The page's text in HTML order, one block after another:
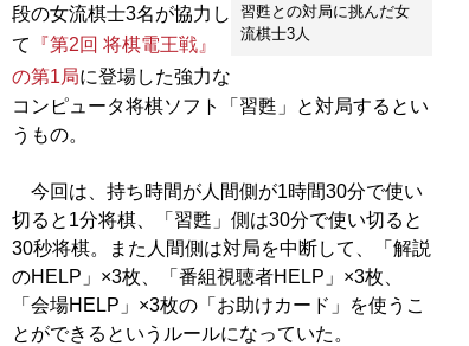
習甦との対局に挑んだ女
流棋士3人
段の女流棋士3名が協力し
て
『第2回 将棋電王戦』
の第1局に登場した強力な
コンピュータ将棋ソフト「習甦」と対局するとい
うもの。
今回は、持ち時間が人間側が1時間30分で使い
切ると1分将棋、「習甦」側は30分で使い切ると
30秒将棋。また人間側は対局を中断して、「解説
のHELP」×3枚、「番組視聴者HELP」×3枚、
「会場HELP」×3枚の「お助けカード」を使うこ
とができるというルールになっていた。